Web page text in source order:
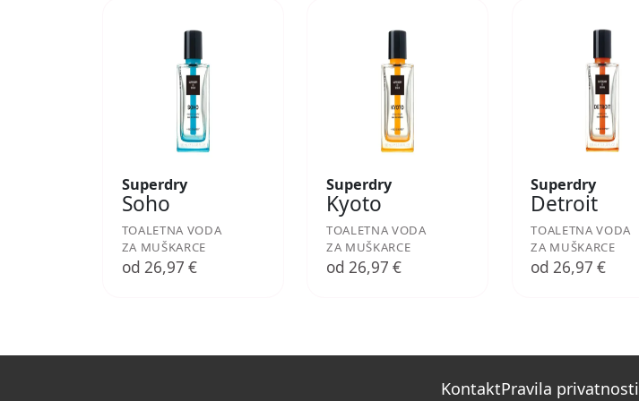
Superdry
Soho
TOALETNA VODA
ZA MUŠKARCE
od 26,97 €
Superdry
Kyoto
TOALETNA VODA
ZA MUŠKARCE
od 26,97 €
Superdry
Detroit
TOALETNA VODA
ZA MUŠKARCE
od 26,97 €
KontaktPravila privatnosti